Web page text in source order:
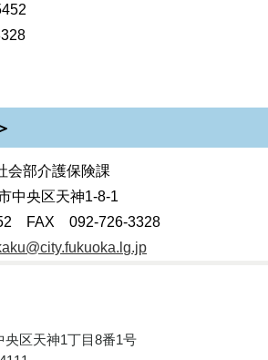
会部介護保険課
中央区天神1-8-1
FAX 092-726-3328
央区天神1丁目8番1号